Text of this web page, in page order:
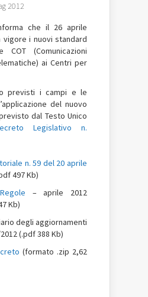
2012
che il 26 aprile
vigore i nuovi standard
(Comunicazioni
ai Centri per
previsti i campi e le
del nuovo
dal Testo Unico
Legislativo n.
n. 59 del 20 aprile
497 Kb)
– aprile 2012
Kb)
degli aggiornamenti
(.pdf 388 Kb)
(formato .zip 2,62